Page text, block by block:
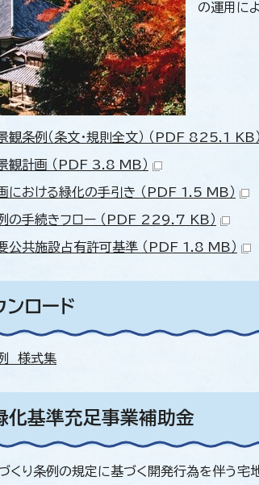
の運用に
観条例（条文・規則全文） （PDF 825.1 KB）
観計画 （PDF 3.8 MB）
における緑化の手引き （PDF 1.5 MB）
の手続きフロー （PDF 229.7 KB）
公共施設占有許可基準 （PDF 1.8 MB）
ロード
様式集
化基準充足事業補助金
くり条例の規定に基づく開発行為を伴う宅